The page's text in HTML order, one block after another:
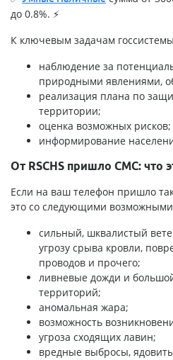
до 0.8%. ⚡
К ключевым задачам
наблюдение за
природными явлениями,
реализация плана по
территории;
оценка возможных рисков;
информирование
От RSCHS пришло СМС: что
Если на ваш телефон пришло
это со следующими
сильный, шквалистый
угрозу срыва кровли,
проводов и прочего;
ливневые дожди и
территорий;
аномальная жара;
возможность
угроза сходящих лавин;
вредные выбросы,